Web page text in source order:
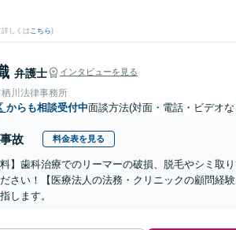
しくはこちら)
弁護士 インタビューを見る
川法律事務所
からも相談受付中面談方法(対面・電話・ビデオ
故 料金表を見る
料】歯科治療でのリーマーの破損、脱毛やシミ取
さい！【医療法人の法務・クリニックの顧問経
します。